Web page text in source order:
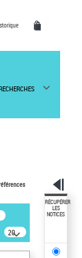
20
résultats/page
RÉCUPÉRER
LES
NOTICES